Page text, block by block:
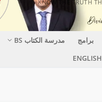
برامج مدرسة الكتاب BS
ENGLISH